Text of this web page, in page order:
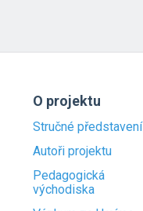
O projektu
Stručné představení
Autoři projektu
Pedagogická
východiska